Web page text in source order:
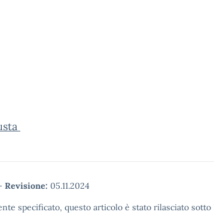
Revisione: 05.11.2024
specificato, questo articolo è stato rilasciato